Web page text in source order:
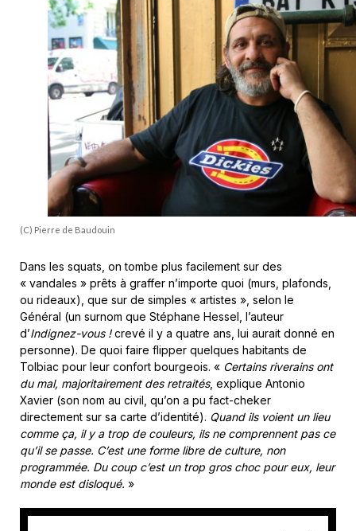
(C) Pierre de Baudouin
Dans les squats, on tombe plus facilement sur des
« vandales » prêts à graffer n’importe quoi (murs, plafonds,
ou rideaux), que sur de simples « artistes », selon le
Général (un surnom que Stéphane Hessel, l’auteur
d’Indignez-vous !crevé il y a quatre ans, lui aurait donné en
personne). De quoi faire flipper quelques habitants de
Tolbiac pour leur confort bourgeois. « Certains riverains ont
du mal, majoritairement des retraités, explique Antonio
Xavier (son nom au civil, qu’on a pu fact-cheker
directement sur sa carte d’identité). Quand ils voient un lieu
comme ça, il y a trop de couleurs, ils ne comprennent pas ce
qu’il se passe. C’est une forme libre de culture, non
programmée. Du coup c’est un trop gros choc pour eux, leur
monde est disloqué. »